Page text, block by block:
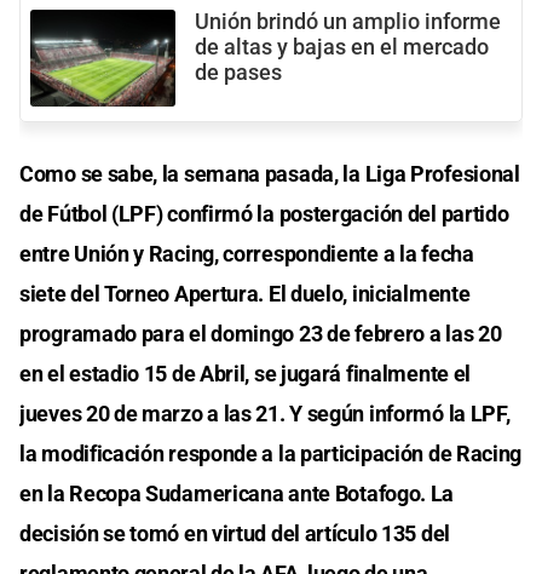
Unión brindó un amplio informe
de altas y bajas en el mercado
de pases
Como se sabe, la semana pasada, la Liga Profesional
de Fútbol (LPF) confirmó la postergación del partido
entre Unión y Racing, correspondiente a la fecha
siete del Torneo Apertura. El duelo, inicialmente
programado para el domingo 23 de febrero a las 20
en el estadio 15 de Abril, se jugará finalmente el
jueves 20 de marzo a las 21. Y según informó la LPF,
la modificación responde a la participación de Racing
en la Recopa Sudamericana ante Botafogo. La
decisión se tomó en virtud del artículo 135 del